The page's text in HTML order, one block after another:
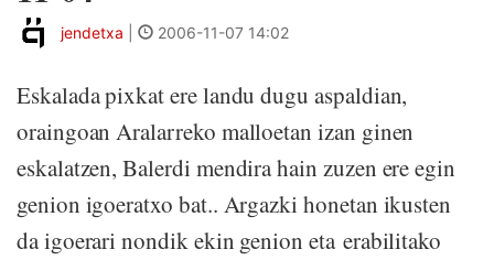
jendetxa 2006-11-07 14:02
Eskalada pixkat ere landu dugu aspaldian,
oraingoan Aralarreko malloetan izan ginen
eskalatzen, Balerdi mendira hain zuzen ere egin
genion igoeratxo bat.. Argazki honetan ikusten
da igoerari nondik ekin genion eta erabilitako